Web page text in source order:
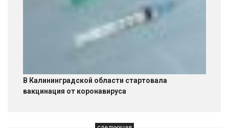
В Калининградской области стартовала
вакцинация от коронавируса